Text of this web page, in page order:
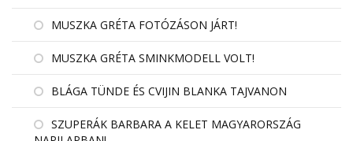
MUSZKA GRÉTA FOTÓZÁSON JÁRT!
MUSZKA GRÉTA SMINKMODELL VOLT!
BLÁGA TÜNDE ÉS CVIJIN BLANKA TAJVANON
SZUPERÁK BARBARA A KELET MAGYARORSZÁG